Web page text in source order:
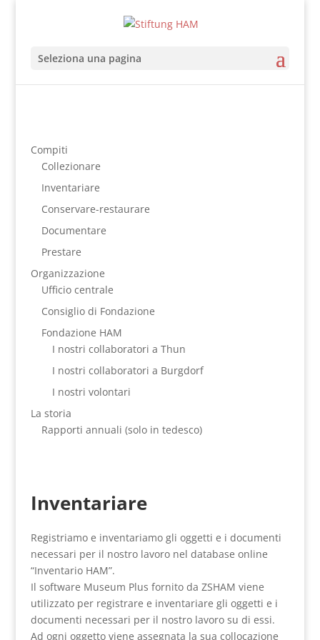
Seleziona una pagina
Compiti
Collezionare
Inventariare
Conservare-restaurare
Documentare
Prestare
Organizzazione
Ufficio centrale
Consiglio di Fondazione
Fondazione HAM
I nostri collaboratori a Thun
I nostri collaboratori a Burgdorf
I nostri volontari
La storia
Rapporti annuali (solo in tedesco)
Inventariare
Registriamo e inventariamo gli oggetti e i documenti
necessari per il nostro lavoro nel database online
“Inventario HAM”.
Il software Museum Plus fornito da ZSHAM viene
utilizzato per registrare e inventariare gli oggetti e i
documenti necessari per il nostro lavoro su di essi.
Ad ogni oggetto viene assegnata la sua collocazione